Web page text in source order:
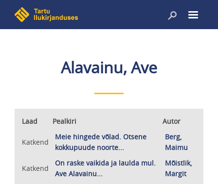
edasi
Alavainu, Ave
Laad Pealkiri Autor
Katkend
Meie hingede võlad. Otsene
kokkupuude noorte...
Berg,
Maimu
Katkend
On raske vaikida ja laulda mul.
Ave Alavainu...
Mõistlik,
Margit